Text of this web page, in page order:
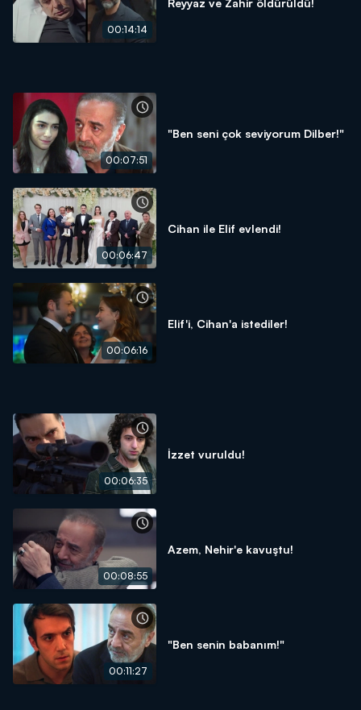
00:14:14
00:07:51
"Ben seni çok seviyorum Dilber!"
00:06:47
Cihan ile Elif evlendi!
00:06:16
Elif'i, Cihan'a istediler!
00:06:35
İzzet vuruldu!
00:08:55
Azem, Nehir'e kavuştu!
00:11:27
"Ben senin babanım!"